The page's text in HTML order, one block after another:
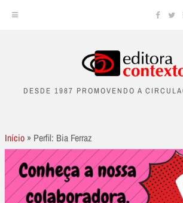
contentDESDE 1987 PROMOVENDO A
Início » Perfil: Bia Ferraz